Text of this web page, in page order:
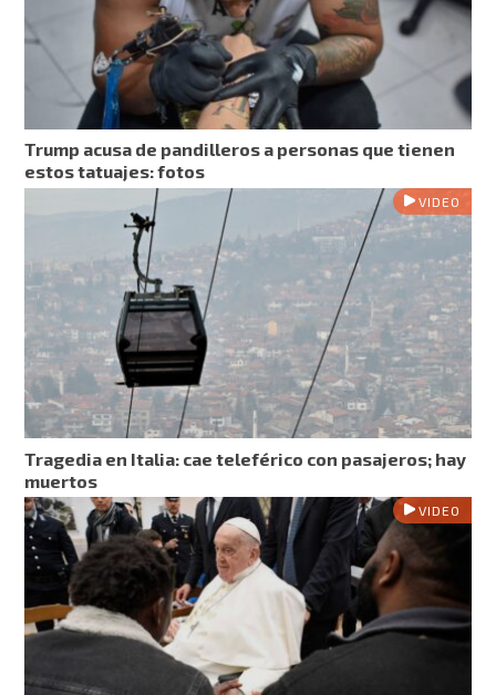
Trump acusa de pandilleros a personas que tienen
estos tatuajes: fotos
VIDEO
Tragedia en Italia: cae teleférico con pasajeros; hay
muertos
VIDEO